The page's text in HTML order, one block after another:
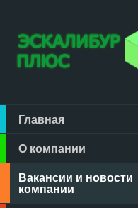
Главная
О компании
Вакансии и новости
компании